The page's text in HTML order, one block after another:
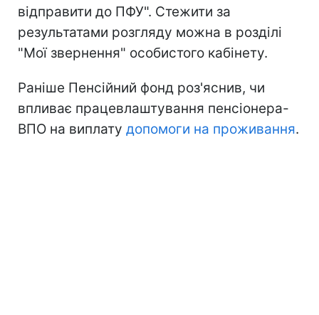
відправити до ПФУ". Стежити за
результатами розгляду можна в розділі
"Мої звернення" особистого кабінету.
Раніше Пенсійний фонд роз'яснив, чи
впливає працевлаштування пенсіонера-
ВПО на виплату допомоги на проживання.